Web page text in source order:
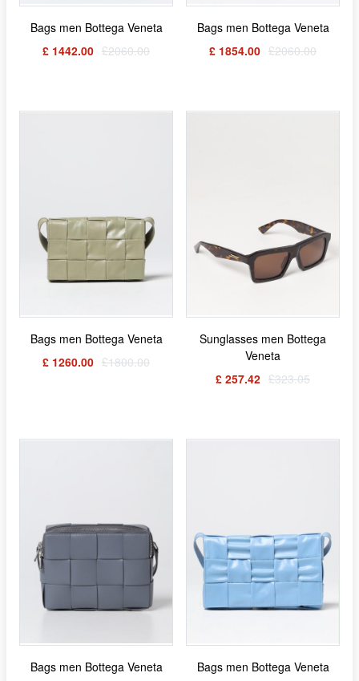
Bags men Bottega Veneta
£ 1442.00 £2060.00
Bags men Bottega Veneta
£ 1854.00 £2060.00
Bags men Bottega Veneta
£ 1260.00 £1800.00
Sunglasses men Bottega
Veneta
£ 257.42 £323.05
Bags men Bottega Veneta Bags men Bottega Veneta